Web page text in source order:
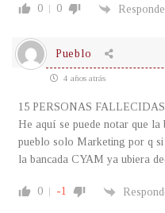
0 0
Pueblo
4 años atrás
15 PERSONAS
He aquí se puede notar que
pueblo solo Marketing por q
la bancada CYAM ya ubiera
0 -1